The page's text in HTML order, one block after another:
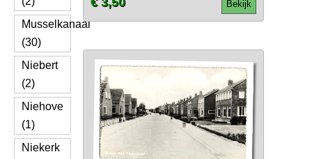
Musselkanaal
(30)
Niebert
(2)
Niehove
(1)
Niekerk
Bekijk